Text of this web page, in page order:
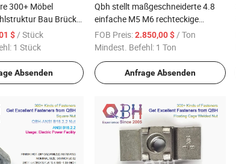
300+ Möbel
Bau Brücke
Solarpanel
Automobil Auto
$/ Stück
1 Stück
Absenden
Qbh stellt maßgeschneiderte 4.8
einfache M5 M6 rechteckige
Autocycle-Motorrad-
Ersatzbatterie-Schrauben und -
Motorradteile her
FOB Preis:2.850,00 $/ Ton
Mindest. Befehl: 1 Ton
Anfrage Absenden